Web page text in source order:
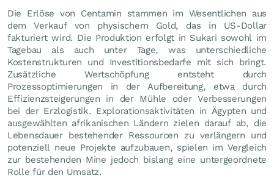
Die Erlöse von Centamin stammen im Wesentlichen aus
dem Verkauf von physischem Gold, das in US-Dollar
fakturiert wird. Die Produktion erfolgt in Sukari sowohl im
Tagebau als auch unter Tage, was unterschiedliche
Kostenstrukturen und Investitionsbedarfe mit sich bringt.
Zusätzliche Wertschöpfung entsteht durch
Prozessoptimierungen in der Aufbereitung, etwa durch
Effizienzsteigerungen in der Mühle oder Verbesserungen
bei der Erzlogistik. Explorationsaktivitäten in Ägypten und
ausgewählten afrikanischen Ländern zielen darauf ab, die
Lebensdauer bestehender Ressourcen zu verlängern und
potenziell neue Projekte aufzubauen, spielen im Vergleich
zur bestehenden Mine jedoch bislang eine untergeordnete
Rolle für den Umsatz.